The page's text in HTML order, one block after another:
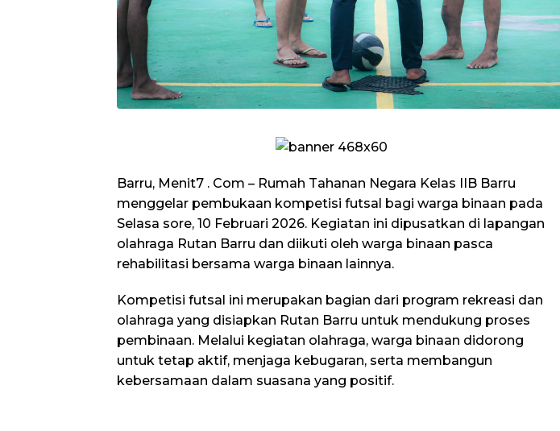
Barru, Menit7 . Com – Rumah Tahanan Negara Kelas IIB Barru
menggelar pembukaan kompetisi futsal bagi warga binaan pada
Selasa sore, 10 Februari 2026. Kegiatan ini dipusatkan di lapangan
olahraga Rutan Barru dan diikuti oleh warga binaan pasca
rehabilitasi bersama warga binaan lainnya.
Kompetisi futsal ini merupakan bagian dari program rekreasi dan
olahraga yang disiapkan Rutan Barru untuk mendukung proses
pembinaan. Melalui kegiatan olahraga, warga binaan didorong
untuk tetap aktif, menjaga kebugaran, serta membangun
kebersamaan dalam suasana yang positif.